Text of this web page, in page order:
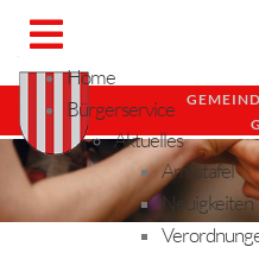
Home
Bürgerservice
Aktuelles
Amtstafel
Neuigkeiten